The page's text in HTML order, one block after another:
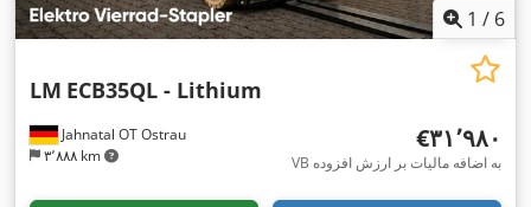
1 / 6
Jahnatal OT Ostrau
۳٬۸۸۸ km
LM ECB35QL - Lithium
‎€۳۱٬۹۸۰
VB به اضافه مالیات بر ارزش افزوده